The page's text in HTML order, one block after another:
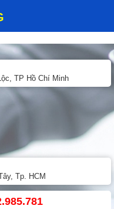
TP Hồ Chí Minh
Tp. HCM